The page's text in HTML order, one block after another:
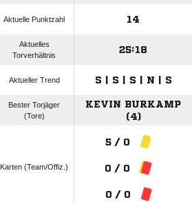
Aktuelle Punktzahl 14
Aktuelles
Torverhältnis
25:18
Aktueller Trend S | S | S | N | S
Bester Torjäger
(Tore)
KEVIN BURKAMP
(4)
Karten (Team/Offiz.)
5 / 0
0 / 0
0 / 0